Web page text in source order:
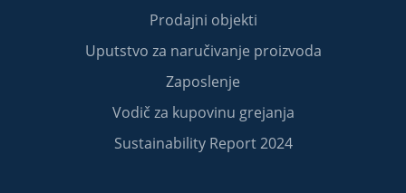
Prodajni objekti
Uputstvo za naručivanje proizvoda
Zaposlenje
Vodič za kupovinu grejanja
Sustainability Report 2024